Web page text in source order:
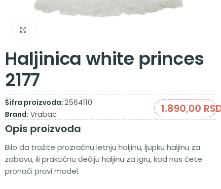
Haljinica white princes
2177
Šifra proizvoda: 2564110
Brand: Vrabac 1.890,00
Opis proizvoda
Bilo da tražite prozračnu letnju haljinu, ljupku haljinu za
zabavu, ili praktičnu dečiju haljinu za igru, kod nas ćete
pronaći pravi model.